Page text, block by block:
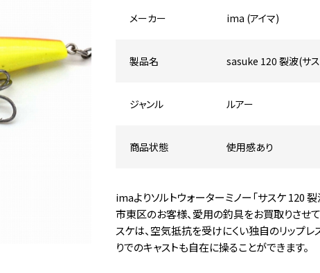
メーカー ima (アイマ)
製品名 sasuke 120 裂波(サ
ジャンル ルアー
商品状態 使用感あり
imaよりソルトウォーターミノー「サスケ 120
市東区のお客様、愛用の釣具をお買取りさせて
スケは、空気抵抗を受けにくい独自のリップ
りでのキャストも自在に操ることができます。